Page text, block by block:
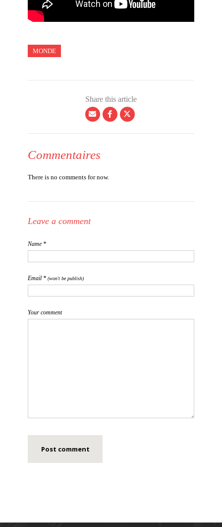
MONDE
Share this article
Commentaires
There is no comments for now.
Leave a comment
Name *
Email * (won't be publish)
Your comment